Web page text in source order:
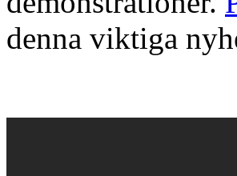
denna viktiga